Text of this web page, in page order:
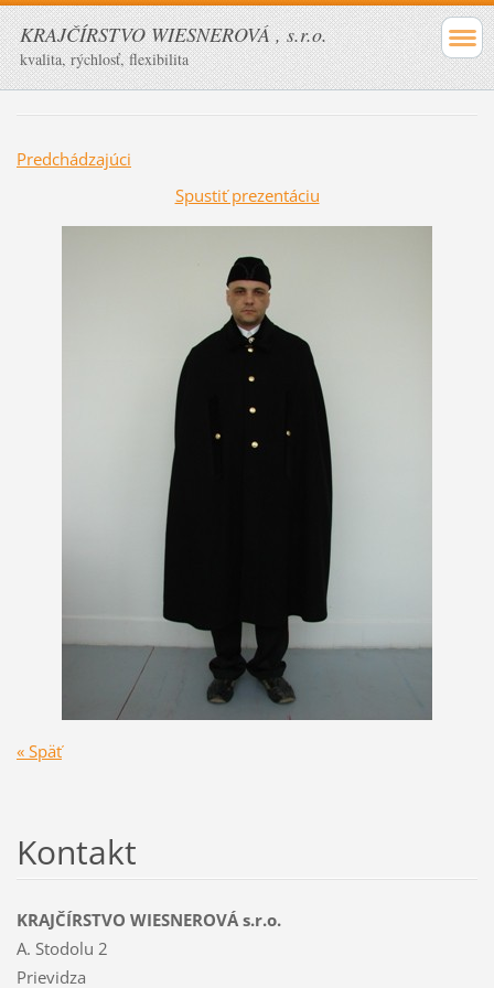
KRAJČÍRSTVO WIESNEROVÁ , s.r.o.
kvalita, rýchlosť, flexibilita
Predchádzajúci
Spustiť prezentáciu
« Späť
Kontakt
KRAJČÍRSTVO WIESNEROVÁ s.r.o.
A. Stodolu 2
Prievidza